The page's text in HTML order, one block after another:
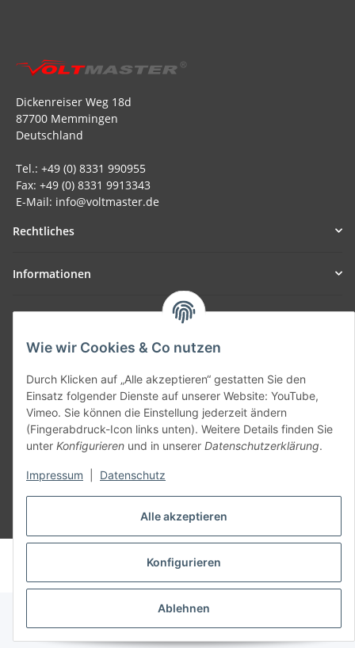
Alle akzeptieren
Konfigurieren
Ablehnen
Wie wir Cookies & Co nutzen
Durch Klicken auf „Alle akzeptieren“ gestatten Sie den
Einsatz folgender Dienste auf unserer Website: YouTube,
Vimeo. Sie können die Einstellung jederzeit ändern
(Fingerabdruck-Icon links unten). Weitere Details finden Sie
unter Konfigurieren und in unserer Datenschutzerklärung.
Impressum Datenschutz
Dickenreiser Weg 18d
87700 Memmingen
Deutschland
Tel.: +49 (0) 8331 990955
Fax: +49 (0) 8331 9913343
E-Mail: info@voltmaster.de
Rechtliches
Informationen
Allgemein
SmoliTec - Safety. Simplified. Worldwide. ( B2B Shop )
Vertrag widerrufen
* Alle Preise inkl. gesetzlicher USt., zzgl.Versand
© voltmaster.de
Powered by